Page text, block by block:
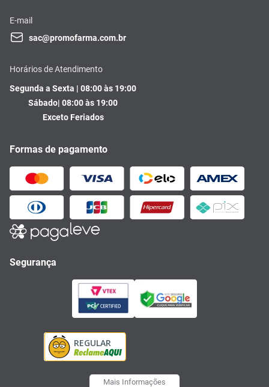
E-mail
sac@promofarma.com.br
Horários de Atendimento
Segunda a Sexta | 08:00 às 19:00
Sábado| 08:00 às 19:00
Exceto Feriados
Formas de pagamento
Segurança
Mais Informações